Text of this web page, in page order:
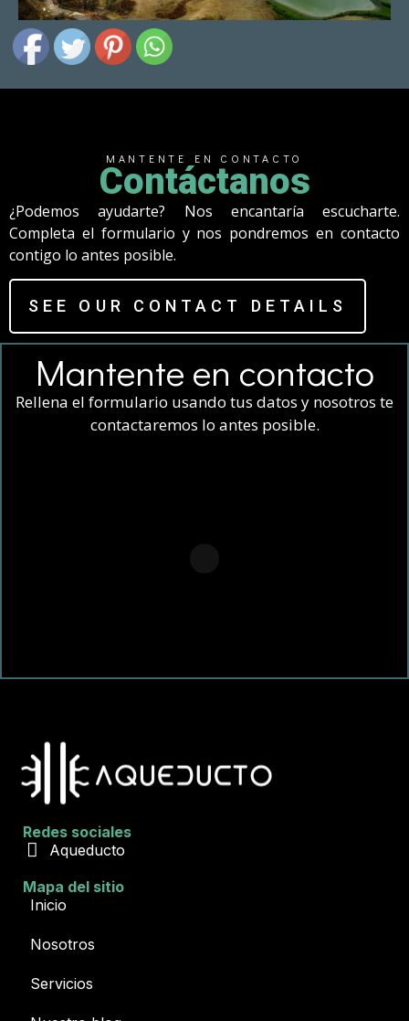
Mantente en contacto
Rellena el formulario usando tus datos y nosotros te
contactaremos lo antes posible.
MANTENTE EN CONTACTO
Contáctanos
¿Podemos ayudarte? Nos encantaría escucharte.
Completa el formulario y nos pondremos en contacto
contigo lo antes posible.
SEE OUR CONTACT DETAILS
Redes sociales
Aqueducto
Mapa del sitio
Inicio
Nosotros
Servicios